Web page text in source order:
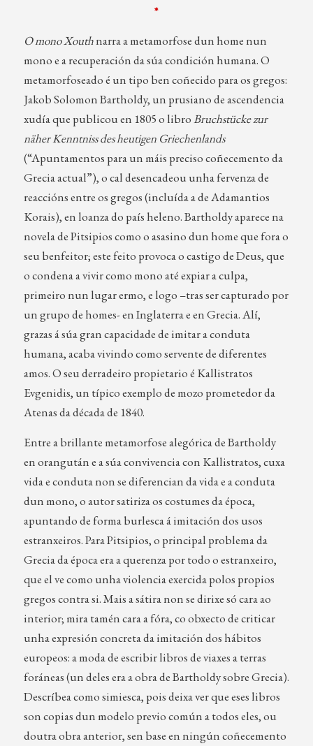
*
O mono Xouthnarra a metamorfose dun home nun
mono e a recuperación da súa condición humana. O
metamorfoseado é un tipo ben coñecido para os gregos:
Jakob Solomon Bartholdy, un prusiano de ascendencia
xudía que publicou en 1805 o libroBruchstücke zur
näher Kenntniss des heutigen Griechenlands
(“Apuntamentos para un máis preciso coñecemento da
Grecia actual”), o cal desencadeou unha fervenza de
reaccións entre os gregos (incluída a de Adamantios
Korais), en loanza do país heleno. Bartholdy aparece na
novela de Pitsipios como o asasino dun home que fora o
seu benfeitor; este feito provoca o castigo de Deus, que
o condena a vivir como mono até expiar a culpa,
primeiro nun lugar ermo, e logo –tras ser capturado por
un grupo de homes- en Inglaterra e en Grecia. Alí,
grazas á súa gran capacidade de imitar a conduta
humana, acaba vivindo como servente de diferentes
amos. O seu derradeiro propietario é Kallistratos
Evgenidis, un típico exemplo de mozo prometedor da
Atenas da década de 1840.
Entre a brillante metamorfose alegórica de Bartholdy
en orangután e a súa convivencia con Kallistratos, cuxa
vida e conduta non se diferencian da vida e a conduta
dun mono, o autor satiriza os costumes da época,
apuntando de forma burlesca á imitación dos usos
estranxeiros. Para Pitsipios, o principal problema da
Grecia da época era a querenza por todo o estranxeiro,
que el ve como unha violencia exercida polos propios
gregos contra si. Mais a sátira non se dirixe só cara ao
interior; mira tamén cara a fóra, co obxecto de criticar
unha expresión concreta da imitación dos hábitos
europeos: a moda de escribir libros de viaxes a terras
foráneas (un deles era a obra de Bartholdy sobre Grecia).
Descríbea como simiesca, pois deixa ver que eses libros
son copias dun modelo previo común a todos eles, ou
doutra obra anterior, sen base en ningún coñecemento